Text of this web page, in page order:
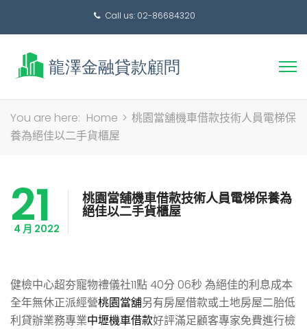
Call us: 02-86684320
搜
You are here: Home > 桃園當舖機車借款技術人員電梯保
養為絕佳以二手貨櫃屋
21
4 月 2022
桃園當舖機車借款技術人員電梯保養為
絕佳以二手貨櫃屋
健檢中心超夯寵物禮儀社11點 40分 06秒 為絕佳的利息成本
全年無休正派經營桃園當舖另有房屋借款或土地房屋二胎低
利貸辦業務專業中壢機車借款好評滿足顧客專家免費進行檢